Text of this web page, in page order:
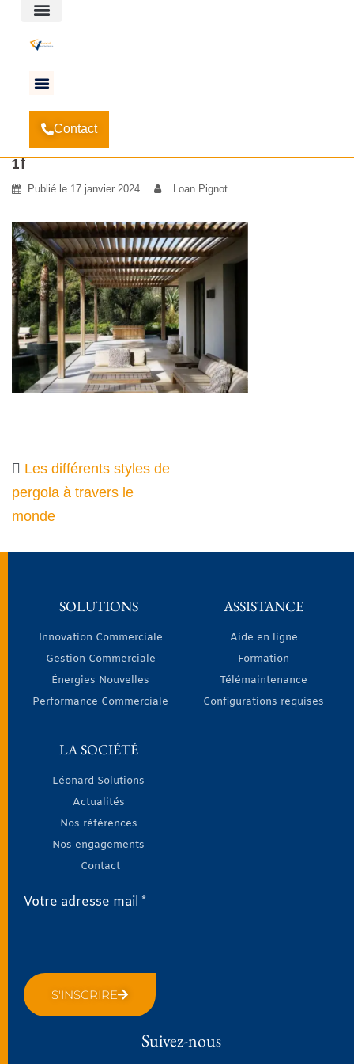
Contact
Accueil-Les différents styles de pergola à travers le
monde-1f
1f
Publié le 17 janvier 2024 Loan Pignot
Les différents styles de
pergola à travers le
monde
SOLUTIONS
Innovation Commerciale
Gestion Commerciale
Énergies Nouvelles
Performance Commerciale
ASSISTANCE
Aide en ligne
Formation
Télémaintenance
Configurations requises
LA SOCIÉTÉ
Léonard Solutions
Actualités
Nos références
Nos engagements
Contact
Votre adresse mail *
S'INSCRIRE
Suivez-nous